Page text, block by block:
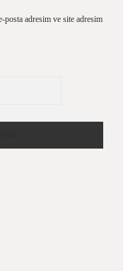
posta adresim ve site adresim